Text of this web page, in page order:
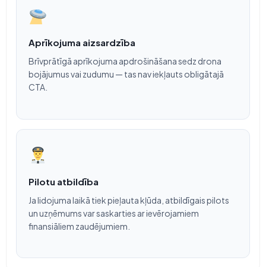
Aprīkojuma aizsardzība
Brīvprātīgā aprīkojuma apdrošināšana sedz drona
bojājumus vai zudumu — tas nav iekļauts obligātajā
CTA.
Pilotu atbildība
Ja lidojuma laikā tiek pieļauta kļūda, atbildīgais pilots
un uzņēmums var saskarties ar ievērojamiem
finansiāliem zaudējumiem.